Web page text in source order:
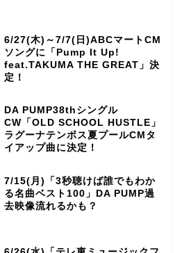
6/27(木)～7/7(日)ABCマートCM
ソングに「Pump It Up!
feat.TAKUMA THE GREAT」決
定！
DA PUMP38thシングル
CW「OLD SCHOOL HUSTLE」
ラグーナテンボス夏プールCMタ
イアップ曲に決定！
7/15(月)「3秒聴けば誰でもわか
る名曲ベスト100」DA PUMP過
去映像流れるかも？